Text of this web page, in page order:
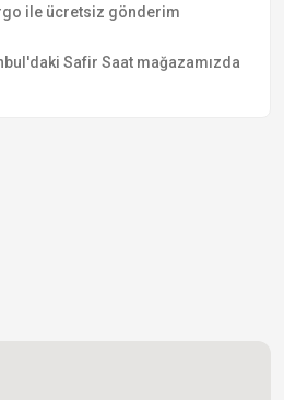
ile ücretsiz gönderim
Safir Saat mağazamızda